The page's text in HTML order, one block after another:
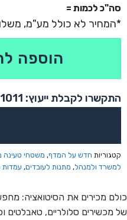
סה"כ לכמות =
הוספה
התקשרו לקבלת ייעוץ: 03-6811011
קטגוריות חדש על המדף, משטחי טעינה
למשרד ולמנהל, מתנות לעובדים, עמדות
כולם מכירים את הסיטואציה:
של מכשירים סלולריים, טאבלטים